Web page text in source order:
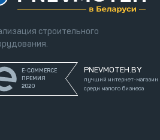
строительного
E-COMMERCE
ПРЕМИЯ
2020
PNEVMOTEH.BY
лучший интернет-магазин
среди малого бизнеса